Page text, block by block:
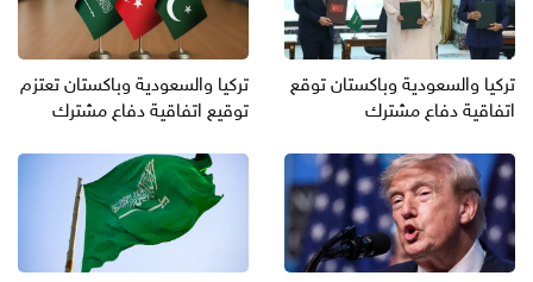
تركيا والسعودية وباكستان توقع
اتفاقية دفاع مشترك
تركيا والسعودية وباكستان تعتزم
توقيع اتفاقية دفاع مشترك